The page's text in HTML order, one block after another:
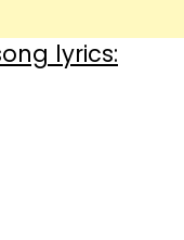
lyrics: